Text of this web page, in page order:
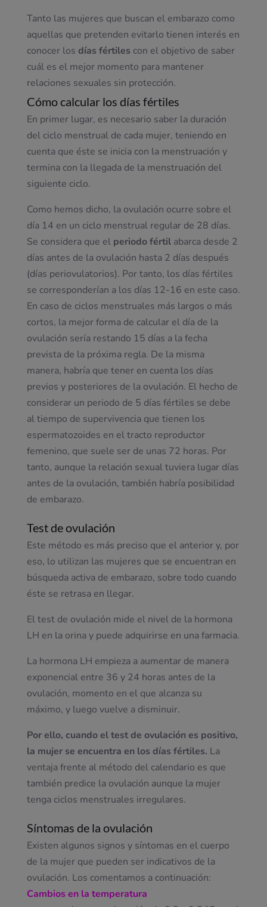
Tanto las mujeres que buscan el embarazo como
aquellas que pretenden evitarlo tienen interés en
conocer los días fértiles con el objetivo de saber
cuál es el mejor momento para mantener
relaciones sexuales sin protección.
Cómo calcular los días fértiles
En primer lugar, es necesario saber la duración
del ciclo menstrual de cada mujer, teniendo en
cuenta que éste se inicia con la menstruación y
termina con la llegada de la menstruación del
siguiente ciclo.
Como hemos dicho, la ovulación ocurre sobre el
día 14 en un ciclo menstrual regular de 28 días.
Se considera que el periodo fértilabarca desde 2
días antes de la ovulación hasta 2 días después
(días periovulatorios). Por tanto, los días fértiles
se corresponderían a los días 12-16 en este caso.
En caso de ciclos menstruales más largos o más
cortos, la mejor forma de calcular el día de la
ovulación sería restando 15 días a la fecha
prevista de la próxima regla. De la misma
manera, habría que tener en cuenta los días
previos y posteriores de la ovulación. El hecho de
considerar un periodo de 5 días fértiles se debe
al tiempo de supervivencia que tienen los
espermatozoides en el tracto reproductor
femenino, que suele ser de unas 72 horas. Por
tanto, aunque la relación sexual tuviera lugar días
antes de la ovulación, también habría posibilidad
de embarazo.
Test de ovulación
Este método es más preciso que el anterior y, por
eso, lo utilizan las mujeres que se encuentran en
búsqueda activa de embarazo, sobre todo cuando
éste se retrasa en llegar.
El test de ovulación mide el nivel de la hormona
LH en la orina y puede adquirirse en una farmacia.
La hormona LH empieza a aumentar de manera
exponencial entre 36 y 24 horas antes de la
ovulación, momento en el que alcanza su
máximo, y luego vuelve a disminuir.
Por ello, cuando el test de ovulación es positivo,
la mujer se encuentra en los días fértiles. La
ventaja frente al método del calendario es que
también predice la ovulación aunque la mujer
tenga ciclos menstruales irregulares.
Síntomas de la ovulación
Existen algunos signos y síntomas en el cuerpo
de la mujer que pueden ser indicativos de la
ovulación. Los comentamos a continuación:
Cambios en la temperatura